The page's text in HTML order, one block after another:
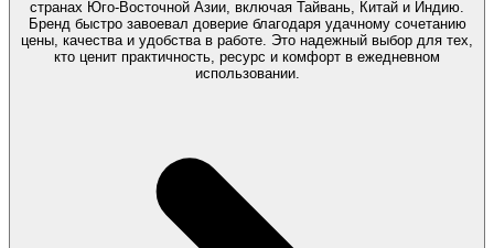
странах Юго-Восточной Азии, включая Тайвань, Китай и Индию.
Бренд быстро завоевал доверие благодаря удачному сочетанию
цены, качества и удобства в работе. Это надежный выбор для тех,
кто ценит практичность, ресурс и комфорт в ежедневном
использовании.